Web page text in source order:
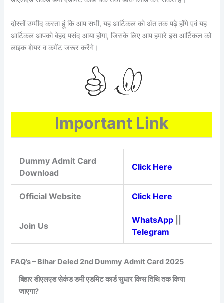
दोस्तों उम्मीद करता हूं कि आप सभी, यह आर्टिकल को अंत तक पढ़े होंगे एवं यह
आर्टिकल आपको बेहद पसंद आया होगा, जिसके लिए आप हमारे इस आर्टिकल को
लाइक शेयर व कमेंट जरूर करेंगे।
Important Link
Dummy Admit Card
Download
Click Here
Official Website Click Here
Join Us
WhatsApp
Telegram
FAQ’s – Bihar Deled 2nd Dummy Admit Card 2025
बिहार डीएलएड सेकंड डमी एडमिट कार्ड सुधार किस तिथि तक किया
जाएगा?